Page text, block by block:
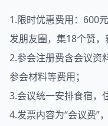
1.限时优惠费用：600
发朋友圈，集18个赞，
2.参会注册费含会议资
参会材料等费用；
3.会议统一安排食宿，
4.发票内容为“会议费”